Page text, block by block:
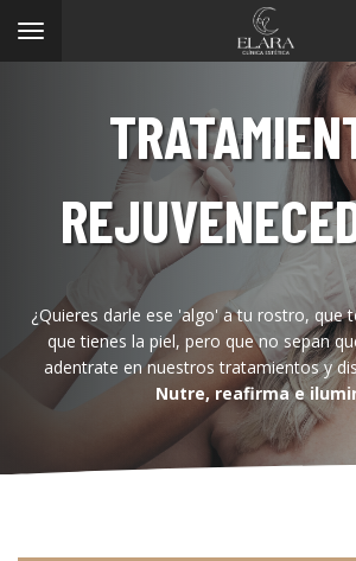
Toggle
navigation
¿Quieres darle ese 'algo' a tu rostro, que
que tienes la piel, pero que no sepan
adentrate en nuestros tratamientos y
Nutre, reafirma e